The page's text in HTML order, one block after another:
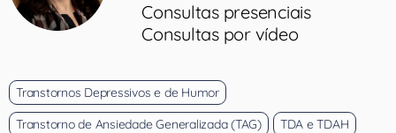
Consultas presenciais
Consultas por vídeo
Transtornos Depressivos e de Humor
Transtorno de Ansiedade Generalizada (TAG)
TDA e TDAH